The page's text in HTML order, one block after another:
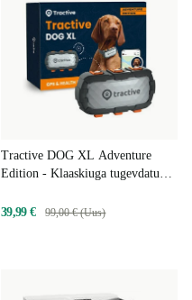
Tractive DOG XL Adventure
Edition - Klaaskiuga tugevdatud
ILMA TELLIMUSETA
39,99 € 99,00 € (Uus)